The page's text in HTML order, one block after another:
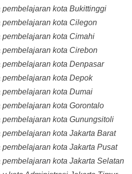
kota Bukittinggi
kota Cilegon
kota Cimahi
kota Cirebon
kota Denpasar
kota Depok
kota Dumai
kota Gorontalo
kota Gunungsitoli
kota Jakarta Barat
kota Jakarta Pusat
kota Jakarta Selatan